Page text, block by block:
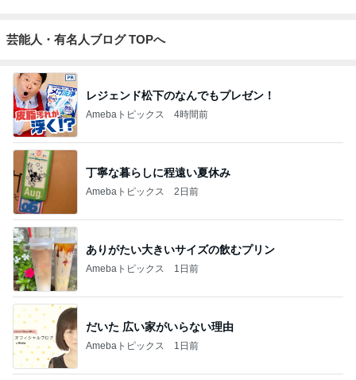
芸能人・有名人ブログ TOPへ
レジェンド松下のなんでもプレゼン！
Amebaトピックス 4時間前
丁寧な暮らしに程遠い夏休み
Amebaトピックス 2日前
ありがたい大きいサイズの飲むプリン
Amebaトピックス 1日前
だいた 広い家がいらない理由
Amebaトピックス 1日前